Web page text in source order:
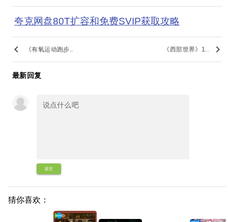
夸克网盘80T扩容和免费SVIP获取攻略
keyboard_arrow_left 《有氧运动跑步.. 《西部世界》1.. keyboard_arrow_right
最新回复
提交
猜你喜欢：